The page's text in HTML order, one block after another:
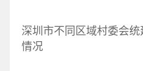
深圳市不同区域村委会
情况